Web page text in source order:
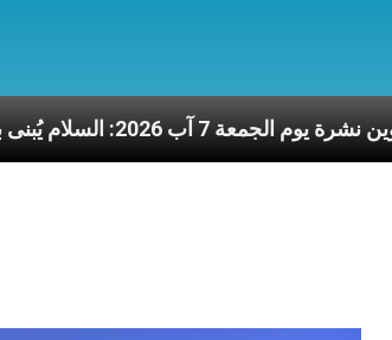
عناوين نشرة يوم الجمعة 7 آب 2026: السلام يُبنى بصبر يومًا بعد يوم